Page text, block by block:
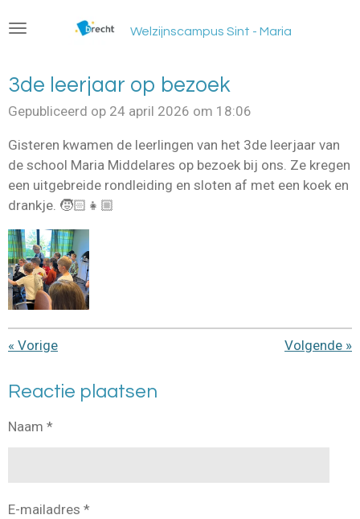
direct
de
Welzijnscampus Sint - Maria
3de leerjaar op bezoek
Gepubliceerd op 24 april 2026 om 18:06
Gisteren kwamen de leerlingen van het 3de leerjaar van
de school Maria Middelares op bezoek bij ons. Ze kregen
een uitgebreide rondleiding en sloten af met een koek en
drankje. 🧒🏻👧🏼
« Vorige Volgende »
Reactie plaatsen
Naam *
E-mailadres *